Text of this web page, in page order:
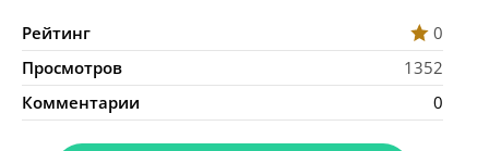
Рейтинг
0
Просмотров
1352
Комментарии
0